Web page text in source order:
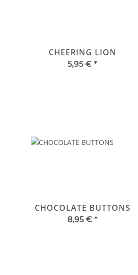
CHEERING LION
5,95 € *
CHOCOLATE BUTTONS
8,95 € *